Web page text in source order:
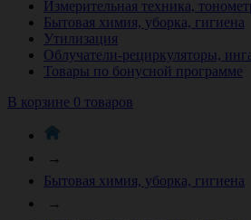
Измерительная техника,
Бытовая химия, уборка, гигиена
Утилизация
Облучатели-рециркуляторы,
Товары по бонусной программе
В корзине 0 товаров
→
Бытовая химия, уборка, гигиена
→